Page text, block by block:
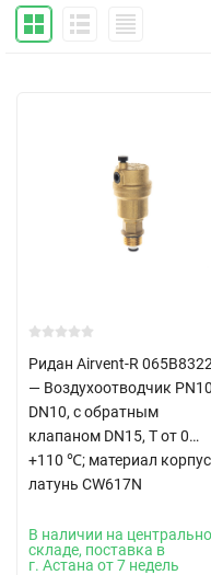
Ридан Airvent-R
— Воздухоотводчик
DN10, с обратным
клапаном DN15, Т от 0…
+110 ℃; материал
латунь CW617N
В наличии на
складе, поставка в
г. Астана от 7 недель